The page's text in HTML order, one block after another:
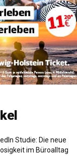
Studie: Die neue
im Büroalltag